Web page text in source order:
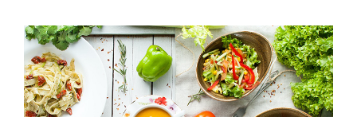
Homeopatie
Retete fructariene